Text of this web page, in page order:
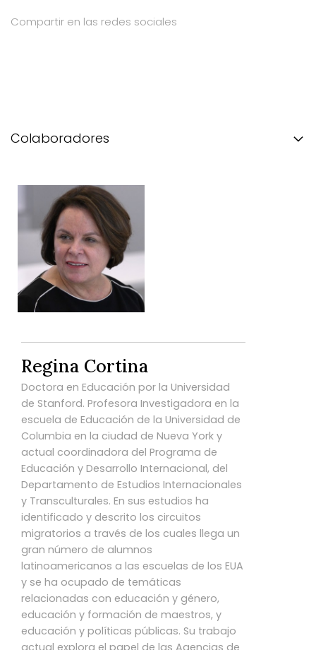
Compartir en las redes sociales
Colaboradores
Regina Cortina
Doctora en Educación por la Universidad
de Stanford. Profesora Investigadora en la
escuela de Educación de la Universidad de
Columbia en la ciudad de Nueva York y
actual coordinadora del Programa de
Educación y Desarrollo Internacional, del
Departamento de Estudios Internacionales
y Transculturales. En sus estudios ha
identificado y descrito los circuitos
migratorios a través de los cuales llega un
gran número de alumnos
latinoamericanos a las escuelas de los EUA
y se ha ocupado de temáticas
relacionadas con educación y género,
educación y formación de maestros, y
educación y políticas públicas. Su trabajo